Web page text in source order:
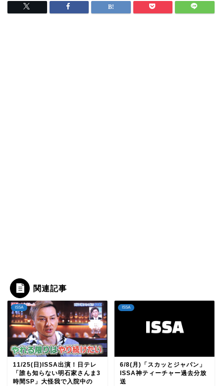
関連記事
ISSA
11/25(日)ISSA出演！日テレ
「誰も知らない明石家さんま3
時間SP」大怪我で入院中の
ISSA
6/8(月)「スカッとジャパン」
ISSA神ティーチャー過去分放
送